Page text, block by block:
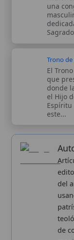
del
de
la
histórico y litúrgico de
analíticas
Valencia, España.
Sobre
Proceso
Publicación
Datos
Aviso
Política de